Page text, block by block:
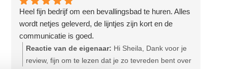
Heel fijn bedrijf om een bevallingsbad te huren. Alles
wordt netjes geleverd, de lijntjes zijn kort en de
communicatie is goed.
Reactie van de eigenaar: Hi Sheila, Dank voor je
review, fijn om te lezen dat je zo tevreden bent over